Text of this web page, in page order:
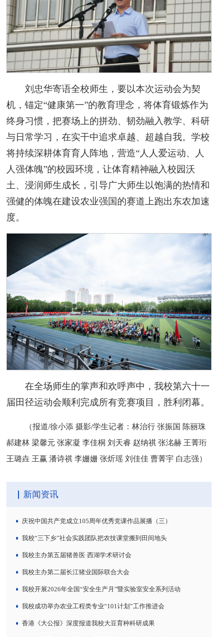
刘忠华寄语全校师生，要以本次运动会为契
机，锚定“健康第一”的教育理念，将体育锻炼作为
终身习惯，把赛场上的拼劲、韧劲融入教学、科研
与日常学习，在实干中追求卓越、超越自我。学校
将持续深耕体育育人阵地，营造“人人爱运动、人
人强体魄”的校园环境，让体育精神融入校园沃
土、浸润师生成长，引导广大师生以饱满的热情和
强健的体魄在建设农业强国的赛道上跑出东农加速
度。
在全场师生的掌声和欢呼声中，我校第六十一
届田径运动会顺利完成所有竞赛项目，胜利闭幕。
（报道/徐小添 摄影/学生记者：林治行 张振国 陈丽珠
郝建林 梁馨元 张家凝 李佳桐 刘天睿 赵纳祺 张洺赫 王菁珩
王璐垚 王赢 潘诗祺 李姗姗 张炘瑶 刘佳佳 曹菁宇 白志强）
新闻资讯
庆祝中国共产党成立105周年优秀党课作品展播（三）
我校“三下乡”社会实践团队把农技课堂搬到田间地头
我校主办第五届猪兽医·西湖学术研讨会
我校主办第二届长江猪业国际联合大会
我校开展2026年全国“安全生产月”暨实验室安全系列活动
我校成功举办农业工程类专业“101计划”工作推进会
香港《大公报》深度报道我校大豆育种科研成果